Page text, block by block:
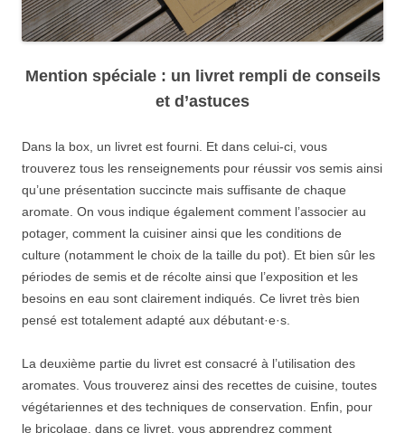
Mention spéciale : un livret rempli de conseils
et d’astuces
Dans la box, un livret est fourni. Et dans celui-ci, vous
trouverez tous les renseignements pour réussir vos semis ainsi
qu’une présentation succincte mais suffisante de chaque
aromate. On vous indique également comment l’associer au
potager, comment la cuisiner ainsi que les conditions de
culture (notamment le choix de la taille du pot). Et bien sûr les
périodes de semis et de récolte ainsi que l’exposition et les
besoins en eau sont clairement indiqués. Ce livret très bien
pensé est totalement adapté aux débutant·e·s.
La deuxième partie du livret est consacré à l’utilisation des
aromates. Vous trouverez ainsi des recettes de cuisine, toutes
végétariennes et des techniques de conservation. Enfin, pour
le bricolage, dans ce livret, vous apprendrez comment